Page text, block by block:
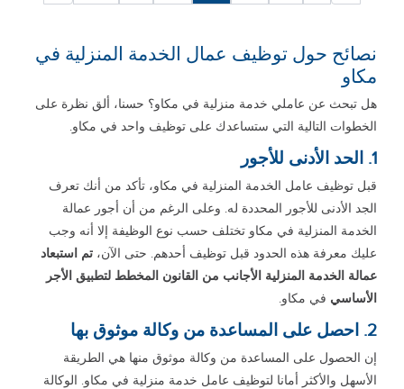
نصائح حول توظيف عمال الخدمة المنزلية في
مكاو
هل تبحث عن عاملي خدمة منزلية في مكاو؟ حسنا، ألق نظرة على
الخطوات التالية التي ستساعدك على توظيف واحد في مكاو.
1. الحد الأدنى للأجور
قبل توظيف عامل الخدمة المنزلية في مكاو، تأكد من أنك تعرف
الجد الأدنى للأجور المحددة له. وعلى الرغم من أن أجور عمالة
الخدمة المنزلية في مكاو تختلف حسب نوع الوظيفة إلا أنه وجب
عليك معرفة هذه الحدود قبل توظيف أحدهم. حتى الآن، تم استبعاد
عمالة الخدمة المنزلية الأجانب من القانون المخطط لتطبيق الأجر
الأساسي في مكاو.
2. احصل على المساعدة من وكالة موثوق بها
إن الحصول على المساعدة من وكالة موثوق منها هي الطريقة
الأسهل والأكثر أمانا لتوظيف عامل خدمة منزلية في مكاو. الوكالة